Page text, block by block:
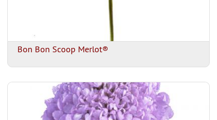
Bon Bon Scoop Merlot®